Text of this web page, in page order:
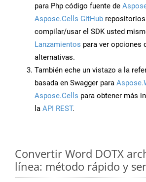
para Php código fuente de
Aspose.Cells GitHub
compilar/usar el SDK usted
Lanzamientos para ver opciones
alternativas.
También eche un vistazo a la
basada en Swagger para
Aspose.Cells para obtener más
la API REST.
Convertir Word DOTX
línea: método rápido y